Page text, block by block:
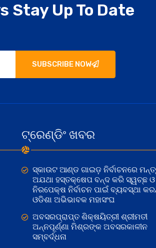
Stay Up To Date
SUBSCRIBE NOW
ଟ୍ରେଣ୍ଡିଂ ଖବର
ସ୍କାଉଟ ଆଣ୍ଡ ଗାଇଡ଼ ନିର୍ବାଚନରେ
ଅଯଥା ହସ୍ତକ୍ଷେପ ବନ୍ଦ କରି ସ୍ୱଚ୍ଛ ଓ
ନିରପେକ୍ଷ ନିର୍ବାଚନ ପାଇଁ ବ୍ୟବସ୍ଥା
ଓଡିଶା ଅଭିଭାବକ ମହାସଂଘ
ଅବସରପ୍ରାପ୍ତ ଶିକ୍ଷୟିତ୍ରୀ ଶ୍ରୀମତୀ
ଅନ୍ନପୂର୍ଣ୍ଣା ମିଶ୍ରଙ୍କ ଅବସରକାଳୀନ
ସମ୍ବର୍ଦ୍ଧନା